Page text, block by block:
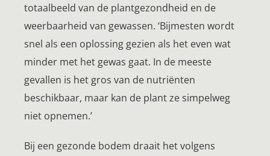
totaalbeeld van de plantgezondheid en de
weerbaarheid van gewassen. ‘Bijmesten wordt
snel als een oplossing gezien als het even wat
minder met het gewas gaat. In de meeste
gevallen is het gros van de nutriënten
beschikbaar, maar kan de plant ze simpelweg
niet opnemen.’
Bij een gezonde bodem draait het volgens